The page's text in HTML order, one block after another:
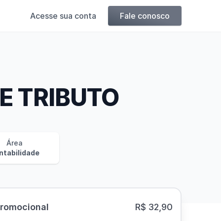
Acesse sua conta Fale conosco
TRIBUTO
Área
R$ 32,90